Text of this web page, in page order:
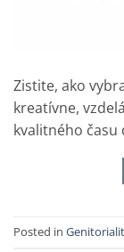
Zistite, ako
kreatívne,
kvalitného času
Posted in